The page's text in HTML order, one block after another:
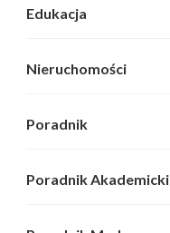
Edukacja
Nieruchomości
Poradnik
Poradnik Akademicki